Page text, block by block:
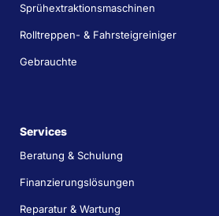
Sprühextraktionsmaschinen
Rolltreppen- & Fahrsteigreiniger
Gebrauchte
Services
Beratung & Schulung
Finanzierungslösungen
Reparatur & Wartung